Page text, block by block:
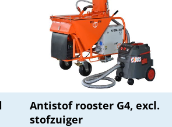
Antistof rooster G4, excl.
stofzuiger